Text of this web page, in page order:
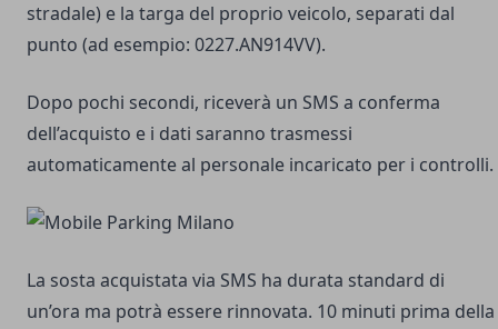
stradale) e la targa del proprio veicolo, separati dal
punto (ad esempio: 0227.AN914VV).
Dopo pochi secondi, riceverà un SMS a conferma
dell’acquisto e i dati saranno trasmessi
automaticamente al personale incaricato per i controlli.
La sosta acquistata via SMS ha durata standard di
un’ora ma potrà essere rinnovata. 10 minuti prima della